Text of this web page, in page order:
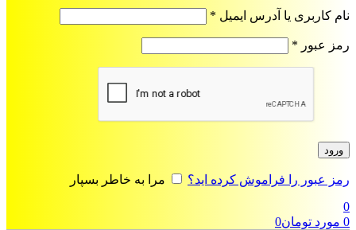
نام کاربری یا آدرس ایمیل *
رمز عبور *
ورود
رمز عبور را فراموش کرده اید؟
مرا به خاطر بسپار
0
0 مورد تومان0